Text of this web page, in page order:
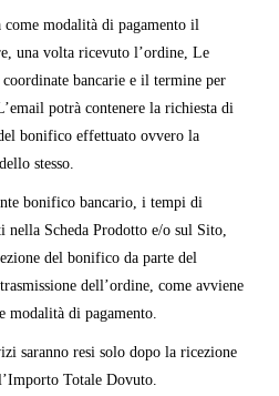
modalità di pagamento il
una volta ricevuto l’ordine, Le
bancarie e il termine per
potrà contenere la richiesta di
bonifico effettuato ovvero la
stesso.
bonifico bancario, i tempi di
nella Scheda Prodotto e/o sul Sito,
del bonifico da parte del
dell’ordine, come avviene
modalità di pagamento.
saranno resi solo dopo la ricezione
Totale Dovuto.